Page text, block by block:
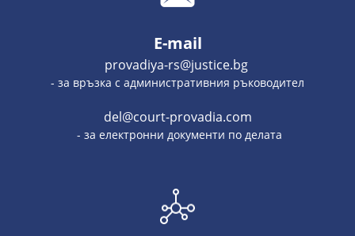
E-mail
provadiya-rs@justice.bg
- за връзка с административния ръководител
del@court-provadia.com
- за електронни документи по делата